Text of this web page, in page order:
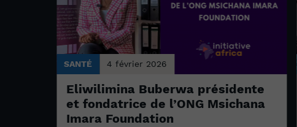
SANTÉ 4 février 2026
Eliwilimina Buberwa présidente
et fondatrice de l’ONG Msichana
Imara Foundation